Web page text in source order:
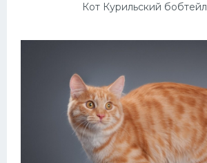
Кот Курильский бобтейл